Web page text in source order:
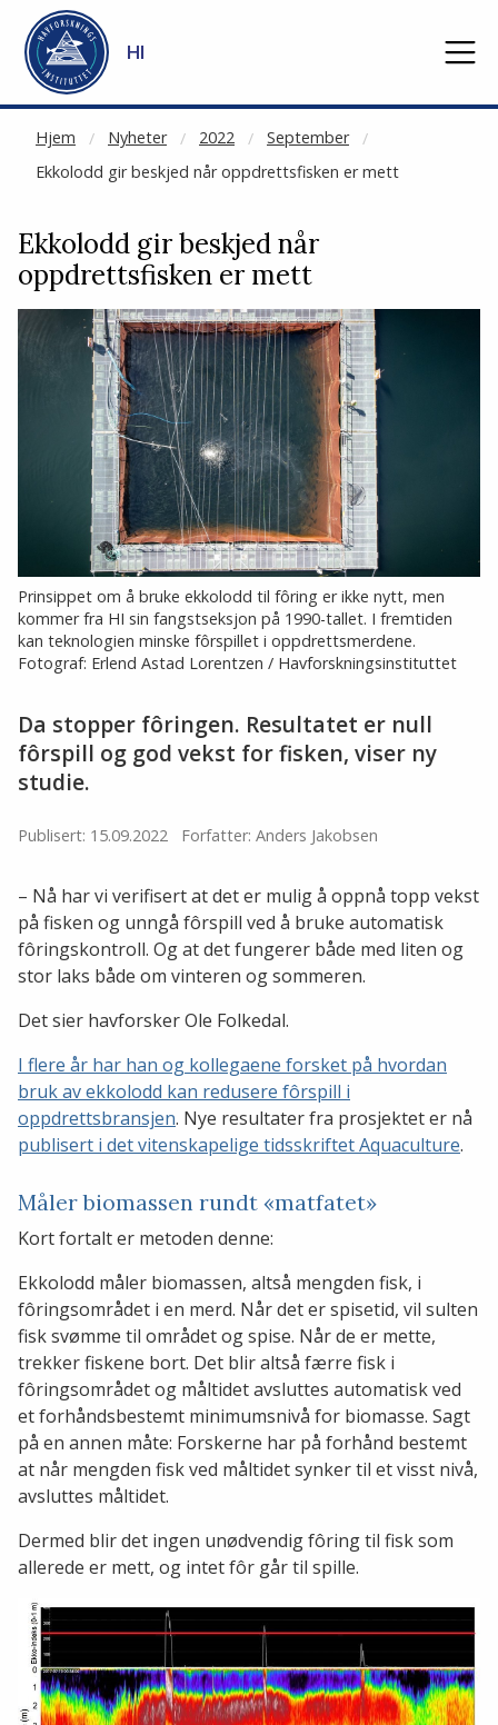
Gå til hovedinnhold
HI
Hjem Nyheter 2022
September
Ekkolodd gir beskjed når oppdrettsfisken er mett
NOT CACHED
Ekkolodd gir beskjed når
oppdrettsfisken er mett
Prinsippet om å bruke ekkolodd til fôring er ikke nytt, men
kommer fra HI sin fangstseksjon på 1990-tallet. I fremtiden
kan teknologien minske fôrspillet i oppdrettsmerdene.
Fotograf: Erlend Astad Lorentzen / Havforskningsinstituttet
Da stopper fôringen. Resultatet er null
fôrspill og god vekst for fisken, viser ny
studie.
Publisert: 15.09.2022 Forfatter: Anders Jakobsen
– Nå har vi verifisert at det er mulig å oppnå topp vekst
på fisken og unngå fôrspill ved å bruke automatisk
fôringskontroll. Og at det fungerer både med liten og
stor laks både om vinteren og sommeren.
Det sier havforsker Ole Folkedal.
I flere år har han og kollegaene forsket på hvordan
bruk av ekkolodd kan redusere fôrspill i
oppdrettsbransjen. Nye resultater fra prosjektet er nå
publisert i det vitenskapelige tidsskriftet Aquaculture.
Måler biomassen rundt «matfatet»
Kort fortalt er metoden denne:
Ekkolodd måler biomassen, altså mengden fisk, i
fôringsområdet i en merd. Når det er spisetid, vil sulten
fisk svømme til området og spise. Når de er mette,
trekker fiskene bort. Det blir altså færre fisk i
fôringsområdet og måltidet avsluttes automatisk ved
et forhåndsbestemt minimumsnivå for biomasse. Sagt
på en annen måte: Forskerne har på forhånd bestemt
at når mengden fisk ved måltidet synker til et visst nivå,
avsluttes måltidet.
Dermed blir det ingen unødvendig fôring til fisk som
allerede er mett, og intet fôr går til spille.